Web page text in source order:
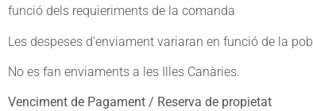
funció dels requieriments de la comanda
Les despeses d’enviament variaran en funció de la
No es fan enviaments a les Illes Canàries.
Venciment de Pagament / Reserva de propietat